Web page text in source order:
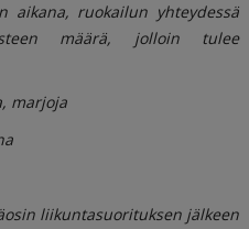
aikana, ruokailun yhteydessä
määrä, jolloin tulee
marjoja
liikuntasuorituksen jälkeen